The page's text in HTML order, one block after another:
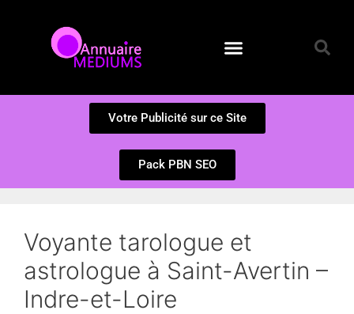
Votre Publicité sur ce Site
Pack PBN SEO
Voyante tarologue et
astrologue à Saint-Avertin –
Indre-et-Loire